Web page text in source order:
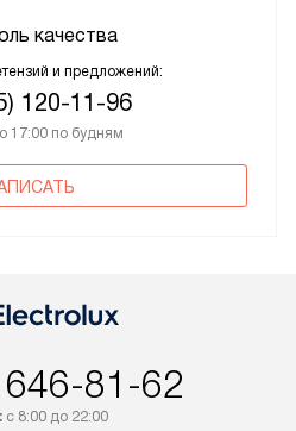
качества
и предложений:
120-11-96
17:00 по будням
81-62
с 8:00 до 22:00